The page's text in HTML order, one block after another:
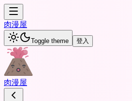
肉漫屋
Toggle theme 登入
肉漫屋